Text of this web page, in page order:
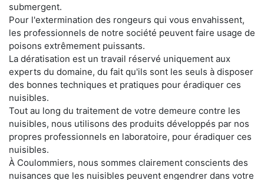
submergent.
Pour l'extermination des rongeurs qui vous envahissent,
les professionnels de notre société peuvent faire usage de
poisons extrêmement puissants.
La dératisation est un travail réservé uniquement aux
experts du domaine, du fait qu'ils sont les seuls à disposer
des bonnes techniques et pratiques pour éradiquer ces
nuisibles.
Tout au long du traitement de votre demeure contre les
nuisibles, nous utilisons des produits développés par nos
propres professionnels en laboratoire, pour éradiquer ces
nuisibles.
À Coulommiers, nous sommes clairement conscients des
nuisances que les nuisibles peuvent engendrer dans votre